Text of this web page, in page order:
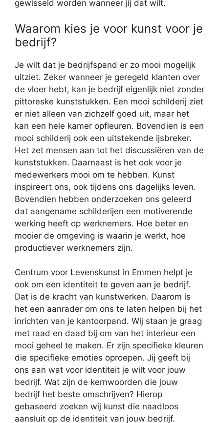
gewisseld worden wanneer jij dat wilt.
Waarom kies je voor kunst voor je
bedrijf?
Je wilt dat je bedrijfspand er zo mooi mogelijk
uitziet. Zeker wanneer je geregeld klanten over
de vloer hebt, kan je bedrijf eigenlijk niet zonder
pittoreske kunststukken. Een mooi schilderij ziet
er niet alleen van zichzelf goed uit, maar het
kan een hele kamer opfleuren. Bovendien is een
mooi schilderij ook een uitstekende ijsbreker.
Het zet mensen aan tot het discussiëren van de
kunststukken. Daarnaast is het ook voor je
medewerkers mooi om te hebben. Kunst
inspireert ons, ook tijdens ons dagelijks leven.
Bovendien hebben onderzoeken ons geleerd
dat aangename schilderijen een motiverende
werking heeft op werknemers. Hoe beter en
mooier de omgeving is waarin je werkt, hoe
productiever werknemers zijn.
Centrum voor Levenskunst in Emmen helpt je
ook om een identiteit te geven aan je bedrijf.
Dat is de kracht van kunstwerken. Daarom is
het een aanrader om ons te laten helpen bij het
inrichten van je kantoorpand. Wij staan je graag
met raad en daad bij om van het interieur een
mooi geheel te maken. Er zijn specifieke kleuren
die specifieke emoties oproepen. Jij geeft bij
ons aan wat voor identiteit je wilt voor jouw
bedrijf. Wat zijn de kernwoorden die jouw
bedrijf het beste omschrijven? Hierop
gebaseerd zoeken wij kunst die naadloos
aansluit op de identiteit van jouw bedrijf.